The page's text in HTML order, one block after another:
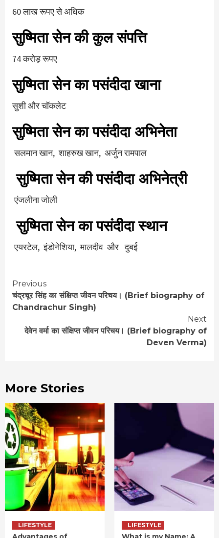
60 लाख रूपए से अधिक
सुष्मिता सेन की कुल संपत्ति
74 करोड़ रूपए
सुष्मिता सेन का पसंदीदा खाना
सुशी और चॉकलेट
सुष्मिता सेन का पसंदीदा अभिनेता
सलमान खान, शाहरुख खान, अर्जुन रामपाल
सुष्मिता सेन की पसंदीदा अभिनेत्री
एंजलीना जोली
सुष्मिता सेन का पसंदीदा स्थान
एयरटेल, इंडोनेशिया, मालदीव और दुबई
Continue
Reading
Previous
चंद्रचूर सिंह का संक्षिप्त जीवन परिचय। (Brief biography of
Chandrachur Singh)
Next
देवेन वर्मा का संक्षिप्त जीवन परिचय। (Brief biography of
Deven Verma)
More Stories
LIFESTYLE LIFESTYLE